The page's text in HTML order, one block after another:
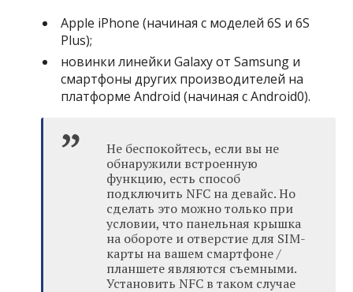
Apple iPhone (начиная с моделей 6S и 6S
Plus);
новинки линейки Galaxy от Samsung и
смартфоны других производителей на
платформе Android (начиная с Android0).
Не беспокойтесь, если вы не
обнаружили встроенную
функцию, есть способ
подключить NFC на девайс. Но
сделать это можно только при
условии, что панельная крышка
на обороте и отверстие для SIM-
карты на вашем смартфоне /
планшете являются съемными.
Установить NFC в таком случае